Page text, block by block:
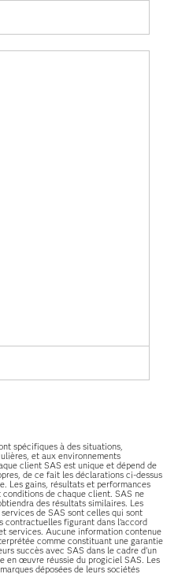
spécifiques à des situations,
et aux environnements
client SAS est unique et dépend de
de ce fait les déclarations ci-dessus
Les gains, résultats et performances
de chaque client. SAS ne
des résultats similaires. Les
de SAS sont celles qui sont
contractuelles figurant dans l’accord
services. Aucune information contenue
comme constituant une garantie
succès avec SAS dans le cadre d’un
en œuvre réussie du progiciel SAS. Les
déposées de leurs sociétés